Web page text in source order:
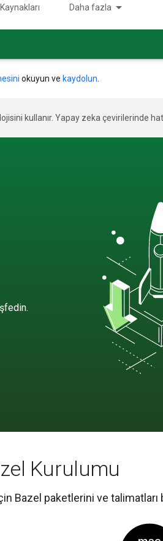
Daha fazla
okuyun ve kaydolun
kullanır. Yapay zeka çevirilerinde
Kurulumu
Bazel paketlerini ve talimatları